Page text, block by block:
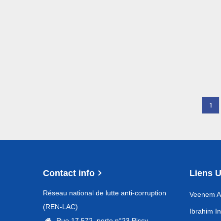
1
Contact info
Réseau national de lutte anti-corruption
(REN-LAC)
Liens
Veenem
Ibrahim